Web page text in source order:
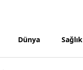
Dünya Sağlık